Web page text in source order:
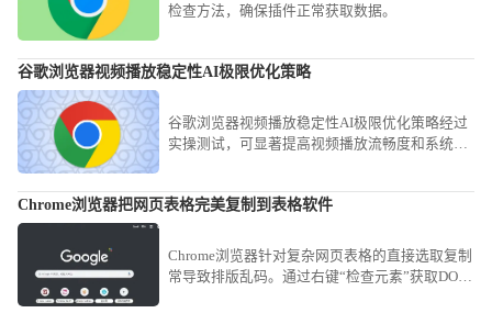
检查方法，确保插件正常获取数据。
谷歌浏览器视频播放稳定性AI极限优化策略
谷歌浏览器视频播放稳定性AI极限优化策略经过
实操测试，可显著提高视频播放流畅度和系统稳
Chrome浏览器把网页表格完美复制到表格软件
Chrome浏览器针对复杂网页表格的直接选取复制
常导致排版乱码。通过右键“检查元素”获取DOM